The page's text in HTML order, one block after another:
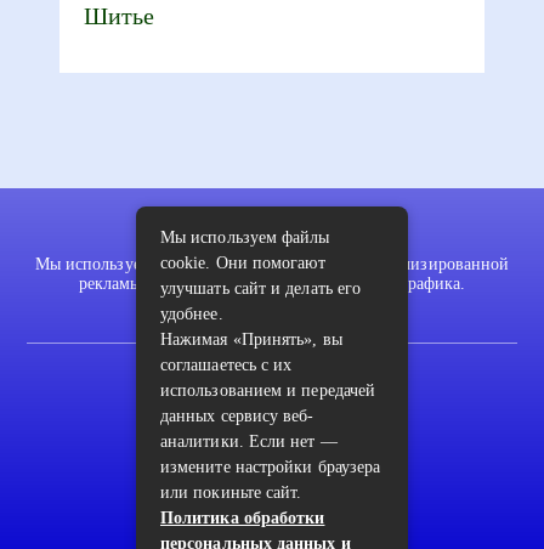
Шитье
Мы используем файлы cookie для показа персонализированной
рекламы и/или контента и анализа нашего трафика.
Карта сайта
Пользовательское соглашение
Архив
Мы используем файлы
cookie. Они помогают
улучшать сайт и делать его
удобнее.
Нажимая «Принять», вы
соглашаетесь с их
использованием и передачей
данных сервису веб-
аналитики. Если нет —
измените настройки браузера
или покиньте сайт.
Политика обработки
персональных данных и